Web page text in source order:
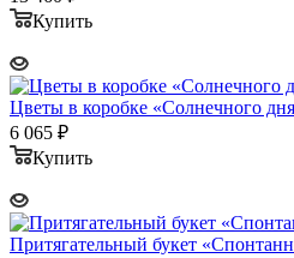
Купить
Цветы в коробке «Солнечного
6 065 ₽
Купить
Притягательный букет